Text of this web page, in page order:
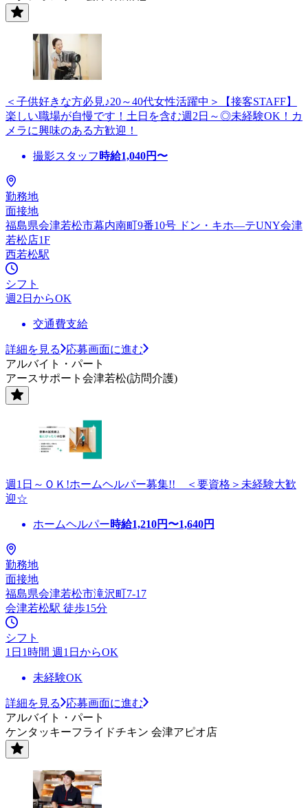
＜子供好きな方必見♪20～40代女性活躍中＞【接客STAFF】
楽しい職場が自慢です！土日を含む週2日～◎未経験OK！カ
メラに興味のある方歓迎！
撮影スタッフ 時給1,040円〜
勤務地
面接地
福島県会津若松市幕内南町9番10号 ドン・キホ—テUNY会津
若松店1F
西若松駅
シフト
週2日からOK
交通費支給
詳細を見る
応募画面に進む
アルバイト・パート
アースサポート会津若松(訪問介護)
週1日～ＯＫ!ホームヘルパー募集!! ＜要資格＞未経験大歓
迎☆
ホームヘルパー時給1,210円〜1,640円
勤務地
面接地
福島県会津若松市滝沢町7-17
会津若松駅 徒歩15分
シフト
1日1時間 週1日からOK
未経験OK
詳細を見る
応募画面に進む
アルバイト・パート
ケンタッキーフライドチキン 会津アピオ店